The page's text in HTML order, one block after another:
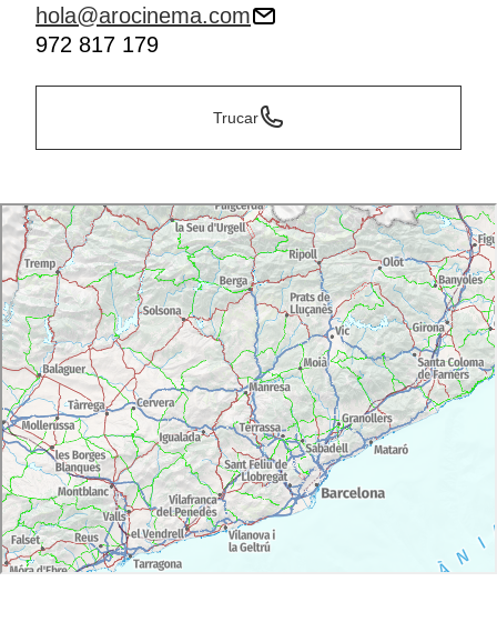
hola@arocinema.com
972 817 179
Trucar